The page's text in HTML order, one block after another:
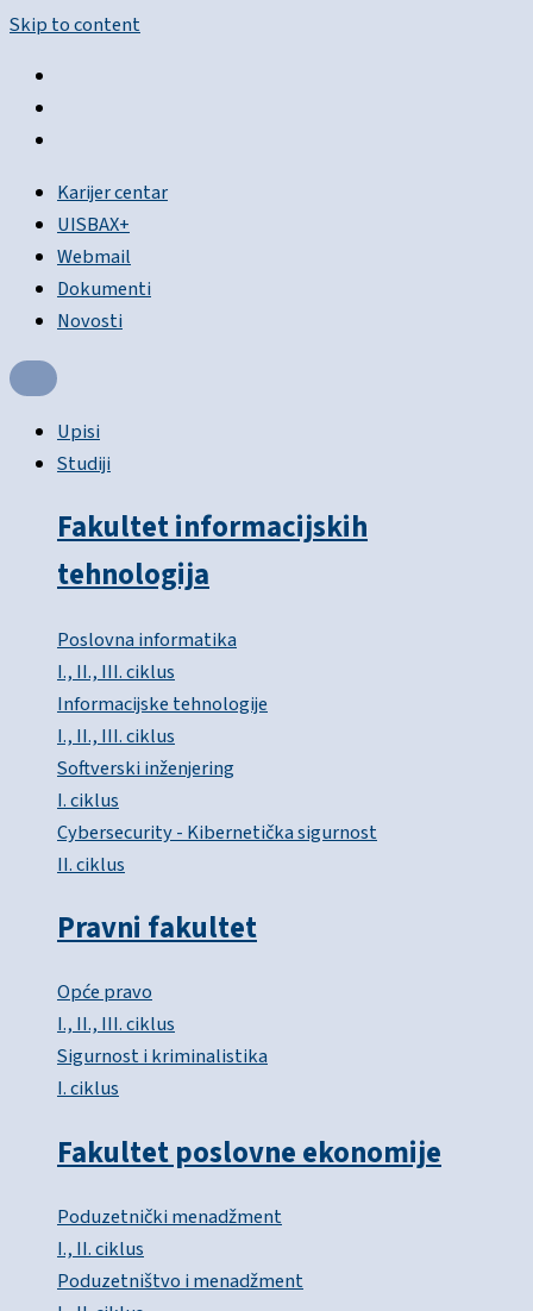
Skip to content
Karijer centar
UISBAX+
Webmail
Dokumenti
Novosti
Upisi
Studiji
Fakultet informacijskih
tehnologija
Poslovna informatika
I., II., III. ciklus
Informacijske tehnologije
I., II., III. ciklus
Softverski inženjering
I. ciklus
Cybersecurity - Kibernetička sigurnost
II. ciklus
Pravni fakultet
Opće pravo
I., II., III. ciklus
Sigurnost i kriminalistika
I. ciklus
Fakultet poslovne ekonomije
Poduzetnički menadžment
I., II. ciklus
Poduzetništvo i menadžment